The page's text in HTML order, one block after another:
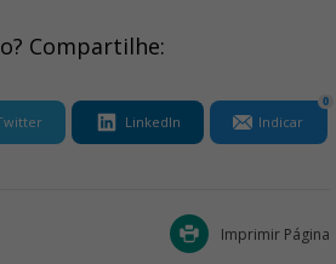
Compartilhe:
LinkedIn Indicar
0
Imprimir Página